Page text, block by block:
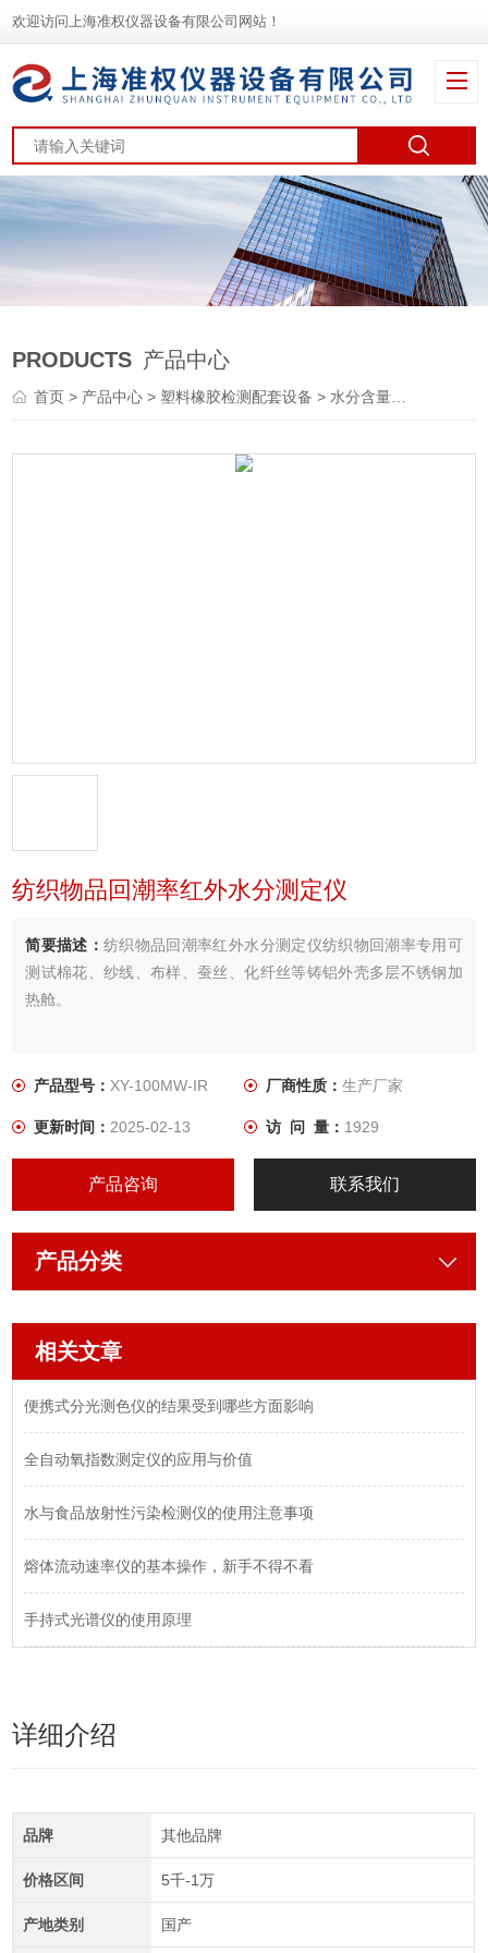
欢迎访问上海准权仪器设备有限公司网站！
PRODUCTS 产品中心
首页> 产品中心 > 塑料橡胶检测配套设备 >水分含量测试仪
纺织物品回潮率红外水分测定仪
简要描述： 纺织物品回潮率红外水分测定仪纺织物回潮率专用可
测试棉花、纱线、布样、蚕丝、化纤丝等铸铝外壳多层不锈钢加
热舱。
产品型号：XY-100MW-IR 厂商性质： 生产厂家
更新时间：2025-02-13 访 问 量： 1929
产品咨询 联系我们
产品分类
相关文章
便携式分光测色仪的结果受到哪些方面影响
全自动氧指数测定仪的应用与价值
水与食品放射性污染检测仪的使用注意事项
熔体流动速率仪的基本操作，新手不得不看
手持式光谱仪的使用原理
详细介绍
品牌 其他品牌
价格区间 5千-1万
产地类别 国产